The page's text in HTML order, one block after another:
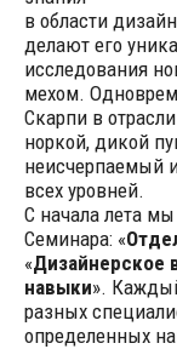
в области
делают его
исследования
мехом.
Скарпи в
норкой, дикой
неисчерпаемый
всех уровней.
С начала лета
Семинара: «
«Дизайнерское
навыки».
разных
определенных